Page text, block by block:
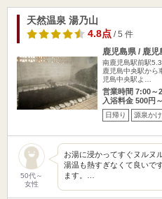
天然温泉 湯乃山
4.8点/ 5 件
鹿児島県 / 鹿
南鹿児島駅前駅
鹿児島中央駅から
児島中央駅よ…
営業時間 7:00～
入浴料金 500円～
日帰り 源泉かけ
50代～
女性
お湯に浸かってすぐヌルヌ
湯温も熱すぎなくて良いで
ます。…